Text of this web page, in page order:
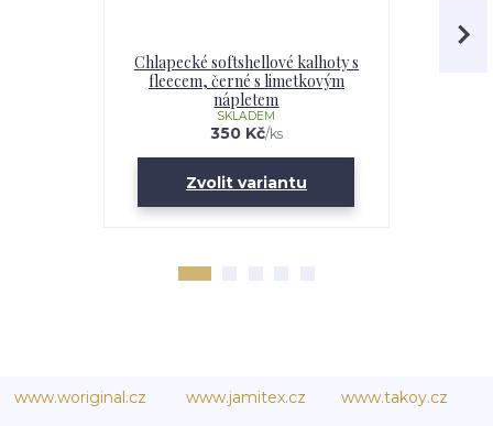
Chlapecké softshellové kalhoty s
fleecem, černé s limetkovým
nápletem
350 Kč/ks
SKLADEM
Zvolit variantu
www.woriginal.cz www.jamitex.cz www.takoy.cz